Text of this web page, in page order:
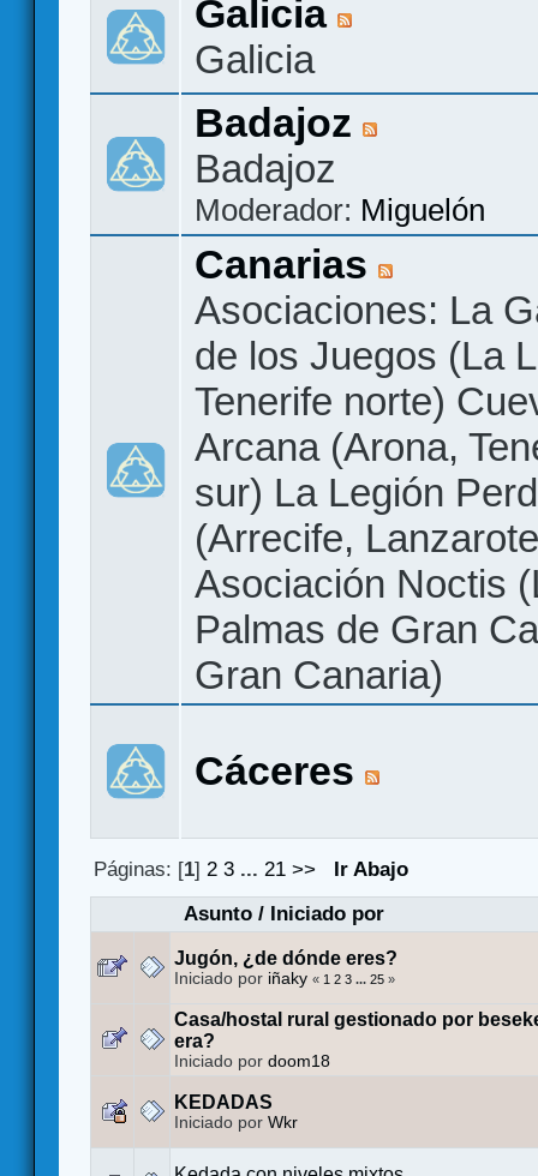
Galicia
Galicia
Badajoz
Badajoz
Moderador: Miguelón
Canarias
Asociaciones: La
de los Juegos (La
Tenerife norte)
Arcana (Arona,
sur) La Legión
(Arrecife,
Asociación Noctis
Palmas de Gran
Gran Canaria)
Cáceres
Páginas: [1]2 3 ...21 >>
Ir Abajo
Asunto/ Iniciado por
Jugón, ¿de dónde eres?
Iniciado por iñaky « 1 2 3 ... 25 »
Casa/hostal rural gestionado por
era?
Iniciado por doom18
KEDADAS
Iniciado por Wkr